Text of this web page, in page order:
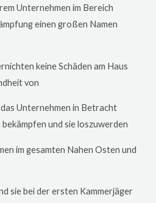
Unternehmen im Bereich
einen großen Namen
keine Schäden am Haus
von
das Unternehmen in Betracht
und sie loszuwerden
im gesamten Nahen Osten und
sie bei der ersten Kammerjäger